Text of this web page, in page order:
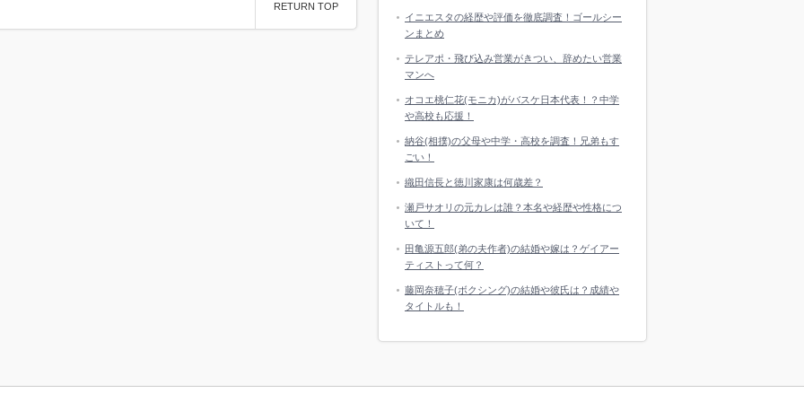
RETURN TOP
イニエスタの経歴や評価を徹底調査！ゴールシー
ンまとめ
テレアポ・飛び込み営業がきつい、辞めたい営業
マンへ
オコエ桃仁花(モニカ)がバスケ日本代表！？中学
や高校も応援！
納谷(相撲)の父母や中学・高校を調査！兄弟もす
ごい！
織田信長と徳川家康は何歳差？
瀬戸サオリの元カレは誰？本名や経歴や性格につ
いて！
田亀源五郎(弟の夫作者)の結婚や嫁は？ゲイアー
ティストって何？
藤岡奈穂子(ボクシング)の結婚や彼氏は？成績や
タイトルも！